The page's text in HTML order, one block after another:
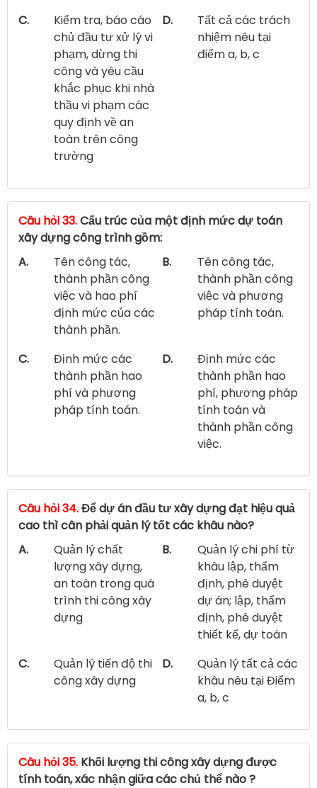
C.
Kiểm tra, báo cáo
chủ đầu tư xử lý vi
phạm, dừng thi
công và yêu cầu
khắc phục khi nhà
thầu vi phạm các
quy định về an
toàn trên công
trường
D.
Tất cả các trách
nhiệm nêu tại
điểm a, b, c
Câu hỏi 33.Cấu trúc của một định mức dự toán
xây dựng công trình gồm:
A.
Tên công tác,
thành phần công
việc và hao phí
định mức của các
thành phần.
B.
Tên công tác,
thành phần công
việc và phương
pháp tính toán.
C.
Định mức các
thành phần hao
phí và phương
pháp tính toán.
D.
Định mức các
thành phần hao
phí, phương pháp
tính toán và
thành phần công
việc.
Câu hỏi 34.Để dự án đầu tư xây dựng đạt hiệu quả
cao thì cân phải quản lý tốt các khâu nào?
A.
Quản lý chất
lượng xây dựng,
an toàn trong quá
trình thi công xây
dựng
B.
Quản lý chi phí từ
khâu lập, thẩm
định, phê duyệt
dự án; lập, thẩm
định, phê duyệt
thiết kế, dự toán
C.
Quản lý tiến độ thi
công xây dựng
D.
Quản lý tất cả các
khâu nêu tại Điểm
a, b, c
Câu hỏi 35. Khối lượng thi công xây dựng được
tính toán, xác nhận giữa các chủ thể nào ?